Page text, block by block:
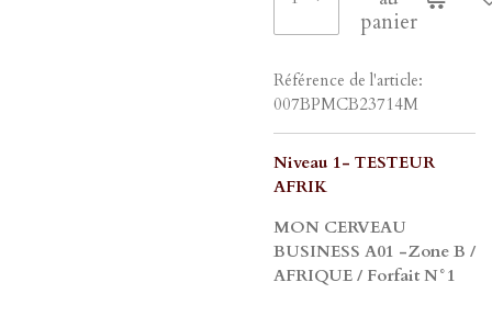
panier
Référence de l'article:
007BPMCB23714M
Niveau 1- TESTEUR
AFRIK
MON CERVEAU
BUSINESS A01 -Zone B /
AFRIQUE / Forfait N°1